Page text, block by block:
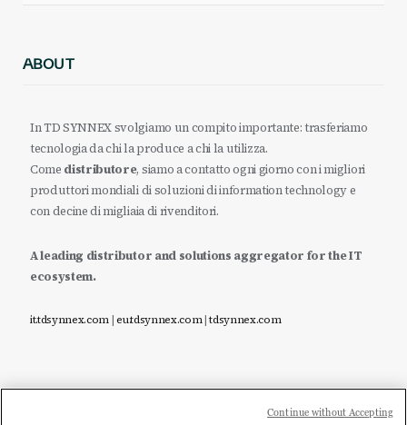
ABOUT
In TD SYNNEX svolgiamo un compito importante: trasferiamo
tecnologia da chi la produce a chi la utilizza.
Come distributore, siamo a contatto ogni giorno con i migliori
produttori mondiali di soluzioni di information technology e
con decine di migliaia di rivenditori.
A leading distributor and solutions aggregator for the IT
ecosystem.
it.tdsynnex.com|eu.tdsynnex.com|tdsynnex.com
Continue without Accepting